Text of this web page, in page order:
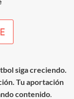
siga creciendo.
Tu aportación
contenido.